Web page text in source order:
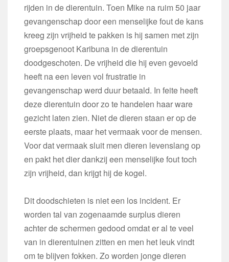
rijden in de dierentuin. Toen Mike na ruim 50 jaar
gevangenschap door een menselijke fout de kans
kreeg zijn vrijheid te pakken is hij samen met zijn
groepsgenoot Karibuna in de dierentuin
doodgeschoten. De vrijheid die hij even gevoeld
heeft na een leven vol frustratie in
gevangenschap werd duur betaald. In feite heeft
deze dierentuin door zo te handelen haar ware
gezicht laten zien. Niet de dieren staan er op de
eerste plaats, maar het vermaak voor de mensen.
Voor dat vermaak sluit men dieren levenslang op
en pakt het dier dankzij een menselijke fout toch
zijn vrijheid, dan krijgt hij de kogel.
Dit doodschieten is niet een los incident. Er
worden tal van zogenaamde surplus dieren
achter de schermen gedood omdat er al te veel
van in dierentuinen zitten en men het leuk vindt
om te blijven fokken. Zo worden jonge dieren